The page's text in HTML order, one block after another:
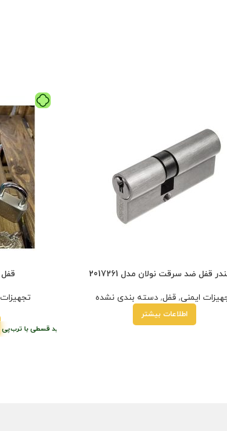
قفل ضد سرقت نولان مدل 2017261
ایمنی, قفل,دسته بندی نشده
اطلاعات بیشتر
هر قسط خرید قسطی با ترب‌پی بدون کارمزد
قفل آویز 60